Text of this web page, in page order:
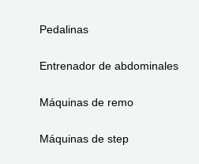
Pedalinas
Entrenador de abdominales
Máquinas de remo
Máquinas de step